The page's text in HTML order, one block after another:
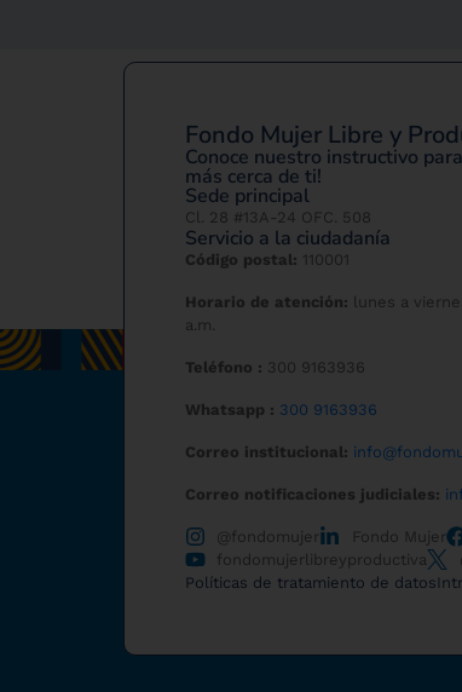
Fondo Mujer Libre y
Conoce nuestro instructivo
más cerca de ti!
Sede principal
Cl. 28 #13A-24 OFC. 508
Servicio a la ciudadanía
Código postal: 110001
Horario de atención: lunes a
a.m.
Teléfono : 300 9163936
Whatsapp : 300 9163936
Correo institucional:
Correo notificaciones judiciales:
@fondomujer Fondo Mujer
fondomujerlibreyproductiva
Políticas de tratamiento de datos